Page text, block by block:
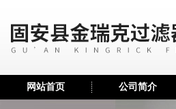
网站首页 公司简介